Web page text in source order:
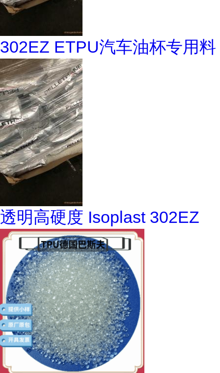
302EZ ETPU汽车油杯专用料
透明高硬度 Isoplast 302EZ